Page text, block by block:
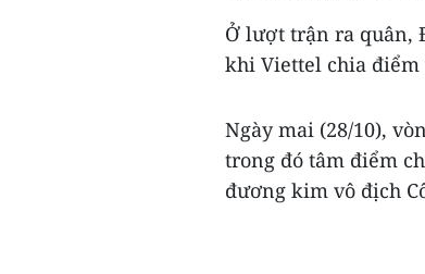
Ở lượt trận ra quân,
khi Viettel chia điểm
Ngày mai (28/10),
trong đó tâm điểm
đương kim vô địch